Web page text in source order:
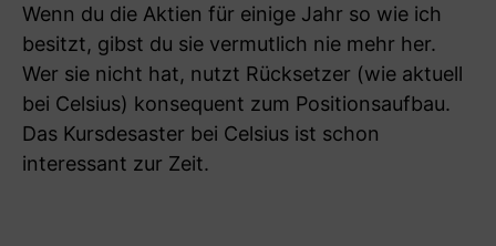
Wenn du die Aktien für einige Jahr so wie ich
besitzt, gibst du sie vermutlich nie mehr her.
Wer sie nicht hat, nutzt Rücksetzer (wie aktuell
bei Celsius) konsequent zum Positionsaufbau.
Das Kursdesaster bei Celsius ist schon
interessant zur Zeit.